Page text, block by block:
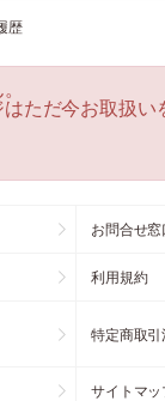
歴
ただ今お取扱い
お問合せ窓
利用規約
特定商取
サイトマッ